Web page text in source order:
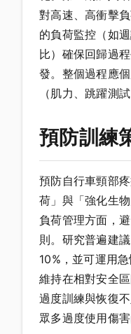
對高速、高衝擊
的負荷監控（如
比）確保回歸過
發。整個過程應
（肌力、跳躍測
預防訓練
預防自行車頸部
荷」與「強化生
負荷管理方面，
則。研究普遍建
10%，並可運用
維持在相對安全
過度訓練與恢復
眾多過度使用傷